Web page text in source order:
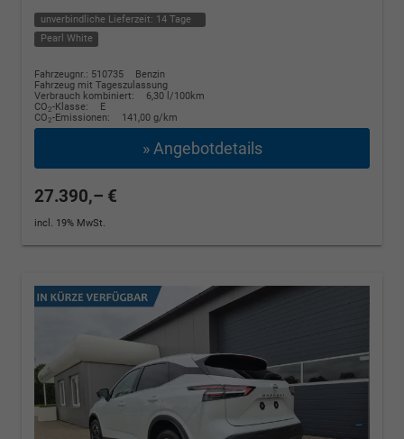
unverbindliche Lieferzeit: 14 Tage
Pearl White
Fahrzeugnr.: 510735
Benzin
Fahrzeug mit Tageszulassung
Verbrauch kombiniert:
6,30 l/100km
CO2-Klasse:
E
CO2-Emissionen: 141,00 g/km
» Angebotdetails
27.390,– €
incl. 19% MwSt.